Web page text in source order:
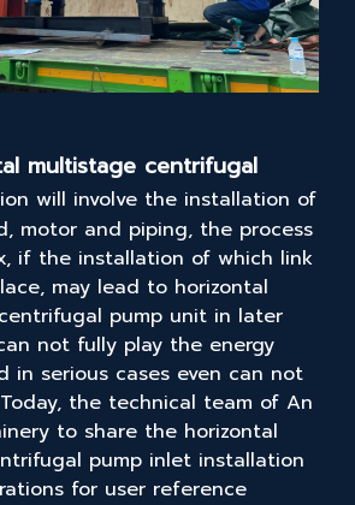
multistage centrifugal
will involve the installation of
motor and piping, the process
if the installation of which link
may lead to horizontal
pump unit in later
not fully play the energy
in serious cases even can not
the technical team of An
to share the horizontal
pump inlet installation
for user reference